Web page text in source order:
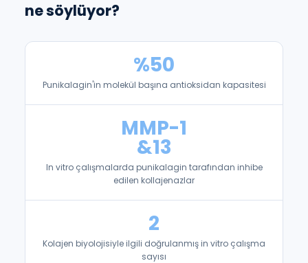
ne söylüyor?
%50
Punikalagin'in molekül başına antioksidan kapasitesi
MMP-1
&13
In vitro çalışmalarda punikalagin tarafından inhibe
edilen kollajenazlar
2
Kolajen biyolojisiyle ilgili doğrulanmış in vitro çalışma
sayısı